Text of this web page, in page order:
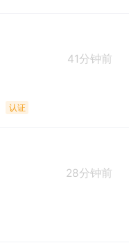
41分钟前
认证
28分钟前